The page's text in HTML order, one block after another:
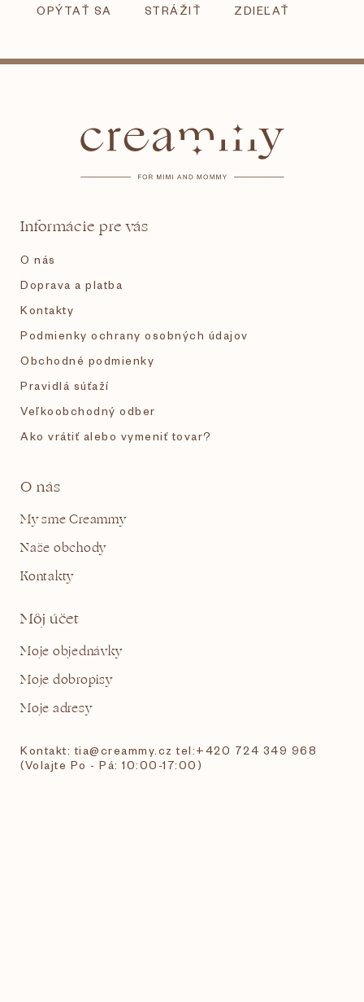
OPÝTAŤ SA STRÁŽIŤ ZDIEĽAŤ
Informácie pre vás
O nás
Doprava a platba
Kontakty
Podmienky ochrany osobných údajov
Obchodné podmienky
Pravidlá súťaží
Veľkoobchodný odber
Ako vrátiť alebo vymeniť tovar?
O nás
My sme Creammy
Naše obchody
Kontakty
Môj účet
Moje objednávky
Moje dobropisy
Moje adresy
Kontakt: tia@creammy.cz tel:+420 724 349 968
(Volajte Po - Pá: 10:00-17:00)